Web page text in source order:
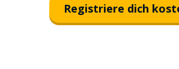
Registriere dich